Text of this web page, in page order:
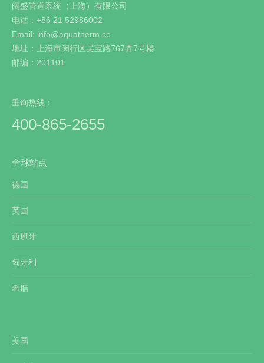
阔盛管道系统（上海）有限公司
电话：+86 21 52986002
Email: info@aquatherm.cc
地址：上海市闵行区吴宝路767弄7号楼
邮编：201101
垂询热线：
400-865-2655
全球站点
德国
英国
西班牙
匈牙利
希腊
美国